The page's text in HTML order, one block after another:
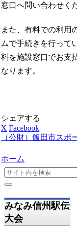
窓口へ問い合わせく
また、有料での利用
ムで手続きを行って
料を施設窓口でお支
なります。
シェアする
X Facebook
（公財）飯田市スポ
ホーム
みなみ信州駅伝
大会